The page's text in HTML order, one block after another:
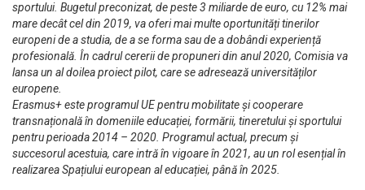
sportului. Bugetul preconizat, de peste 3 miliarde de euro, cu 12% mai
mare decât cel din 2019, va oferi mai multe oportunități tinerilor
europeni de a studia, de a se forma sau de a dobândi experiență
profesională. În cadrul cererii de propuneri din anul 2020, Comisia va
lansa un al doilea proiect pilot, care se adresează universităților
europene.
Erasmus+ este programul UE pentru mobilitate și cooperare
transnațională în domeniile educației, formării, tineretului și sportului
pentru perioada 2014 – 2020. Programul actual, precum și
succesorul acestuia, care intră în vigoare în 2021, au un rol esențial în
realizarea Spațiului european al educației, până în 2025.